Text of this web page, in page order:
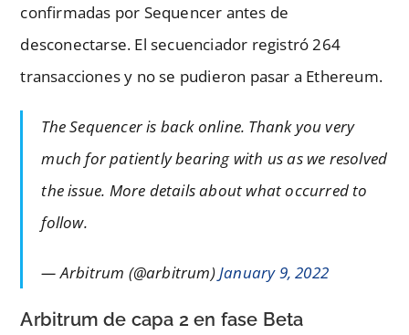
confirmadas por Sequencer antes de
desconectarse. El secuenciador registró 264
transacciones y no se pudieron pasar a Ethereum.
The Sequencer is back online. Thank you very
much for patiently bearing with us as we resolved
the issue. More details about what occurred to
follow.
— Arbitrum (@arbitrum)January 9, 2022
Arbitrum de capa 2 en fase Beta